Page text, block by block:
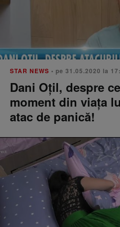
STAR NEWS • pe 31.05.2020 la
Dani Oțil, despre
moment din viața
atac de panică!